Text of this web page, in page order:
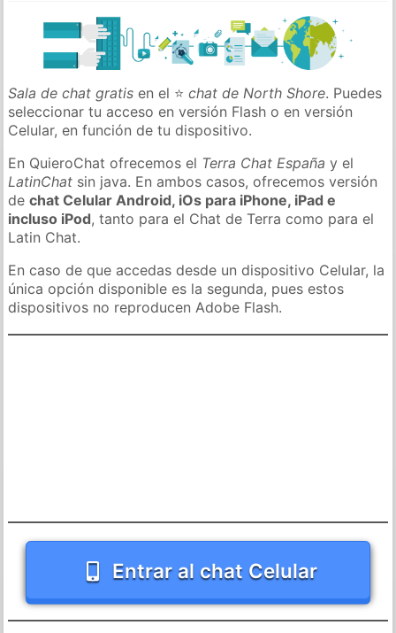
Sala de chat gratis en el ⭐chat de North Shore. Puedes
seleccionar tu acceso en versión Flash o en versión
Celular, en función de tu dispositivo.
En QuieroChat ofrecemos el Terra Chat España y el
LatinChat sin java. En ambos casos, ofrecemos versión
dechat Celular Android, iOs para iPhone, iPad e
incluso iPod, tanto para el Chat de Terra como para el
Latin Chat.
En caso de que accedas desde un dispositivo Celular, la
única opción disponible es la segunda, pues estos
dispositivos no reproducen Adobe Flash.
Entrar al chat Celular